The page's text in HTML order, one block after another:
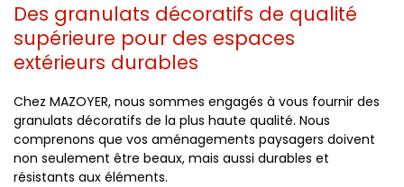
Des granulats décoratifs de qualité
supérieure pour des espaces
extérieurs durables
Chez MAZOYER, nous sommes engagés à vous fournir des
granulats décoratifs de la plus haute qualité. Nous
comprenons que vos aménagements paysagers doivent
non seulement être beaux, mais aussi durables et
résistants aux éléments.